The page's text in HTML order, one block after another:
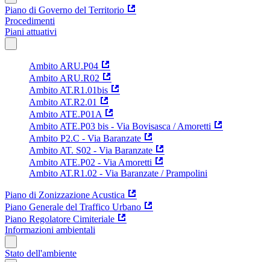
Piano di Governo del Territorio
Procedimenti
Piani attuativi
Ambito ARU.P04
Ambito ARU.R02
Ambito AT.R1.01bis
Ambito AT.R2.01
Ambito ATE.P01A
Ambito ATE.P03 bis - Via Bovisasca / Amoretti
Ambito P2.C - Via Baranzate
Ambito AT. S02 - Via Baranzate
Ambito ATE.P02 - Via Amoretti
Ambito AT.R1.02 - Via Baranzate / Prampolini
Piano di Zonizzazione Acustica
Piano Generale del Traffico Urbano
Piano Regolatore Cimiteriale
Informazioni ambientali
Stato dell'ambiente